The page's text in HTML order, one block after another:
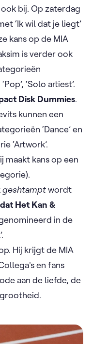
bij. Op zaterdag
‘Ik wil dat je liegt’
kans op de MIA
is verder ook
‘Solo artiest’.
Disk Dummies.
kunnen een
‘Dance’ en
‘Artwork’.
maakt kans op een
geshtamptwordt
Het Kan &
in de
Hij krijgt de MIA
en fans
aan de liefde, de